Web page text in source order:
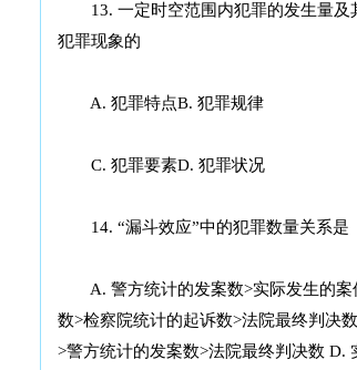
13. 一定时空范围内犯罪的发生量及
犯罪现象的
A. 犯罪特点B. 犯罪规律
C. 犯罪要素D. 犯罪状况
14. “漏斗效应”中的犯罪数量关系是
A. 警方统计的发案数>实际发生的案
数>检察院统计的起诉数>法院最终判决
>警方统计的发案数>法院最终判决数 D.